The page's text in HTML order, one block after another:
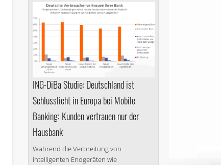
ING-DiBa Studie: Deutschland ist
Schlusslicht in Europa bei Mobile
Banking; Kunden vertrauen nur der
Hausbank
Während die Verbreitung von
intelligenten Endgeräten wie